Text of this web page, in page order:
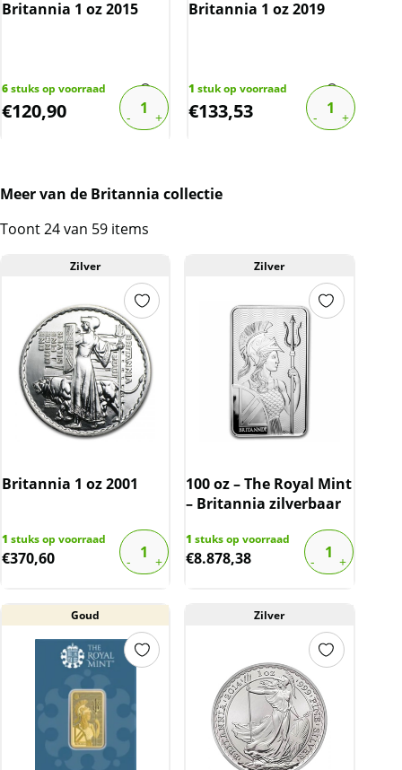
Britannia 1 oz 2015
6stuks op voorraad
€120,90
Britannia 1 oz 2019
1 stuk op voorraad
€133,53
Meer van de Britannia collectie
Toont 24 van 59 items
Zilver
Britannia 1 oz 2001
1 stuks op voorraad
€370,60
Zilver
100 oz – The Royal Mint
– Britannia zilverbaar
1 stuks op voorraad
€8.878,38
Goud Zilver